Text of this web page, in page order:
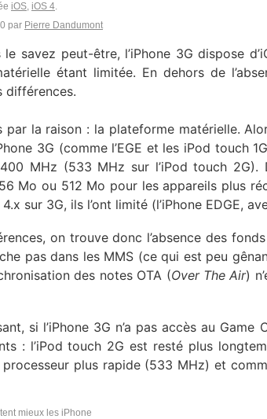
iOS, iOS 4.
par Pierre Dandumont
le savez peut-être, l’iPhone 3G dispose
étant limitée. En dehors de
différences.
par la raison : la plateforme matérielle.
3G (comme l’EGE et les iPod touch
MHz (533 MHz sur l’iPod touch
Mo ou 512 Mo pour les appareils plus
sur 3G, ils l’ont limité (l’iPhone EDGE,
on trouve donc l’absence des
pas dans les MMS (ce qui est peu
des notes OTA (Over The Air)
si l’iPhone 3G n’a pas accès au
: l’iPod touch 2G est resté plus
processeur plus rapide (533 MHz) et
mieux les iPhone